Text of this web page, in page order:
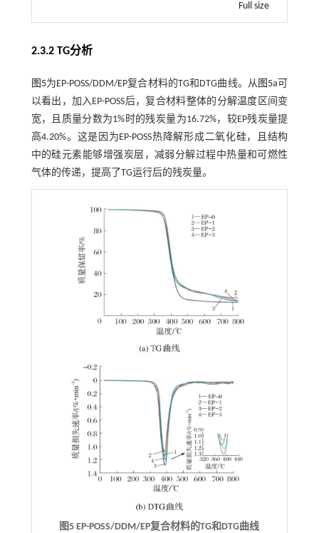
Full size
2.3.2 TG分析
图5为EP-POSS/DDM/EP复合材料的TG和DTG曲线。从图5a可
以看出，加入EP-POSS后，复合材料整体的分解温度区间变
宽，且质量分数为1%时的残炭量为16.72%，较EP残炭量提
高4.20%。这是因为EP-POSS热降解形成二氧化硅，且结构
中的硅元素能够增强炭层，减弱分解过程中热量和可燃性
气体的传递，提高了TG运行后的残炭量。
图5 EP-POSS/DDM/EP复合材料的TG和DTG曲线